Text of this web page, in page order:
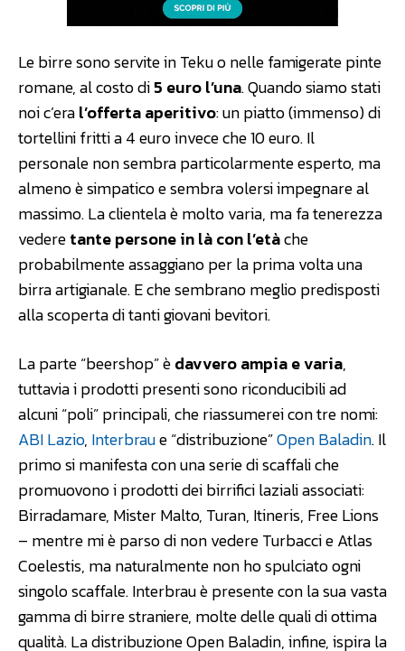
Le birre sono servite in Teku o nelle famigerate pinte
romane, al costo di5 euro l’una. Quando siamo stati
noi c’eral’offerta aperitivo: un piatto (immenso) di
tortellini fritti a 4 euro invece che 10 euro. Il
personale non sembra particolarmente esperto, ma
almeno è simpatico e sembra volersi impegnare al
massimo. La clientela è molto varia, ma fa tenerezza
vederetante persone in là con l’etàche
probabilmente assaggiano per la prima volta una
birra artigianale. E che sembrano meglio predisposti
alla scoperta di tanti giovani bevitori.
La parte “beershop” èdavvero ampia e varia,
tuttavia i prodotti presenti sono riconducibili ad
alcuni “poli” principali, che riassumerei con tre nomi:
ABI Lazio, Interbraue “distribuzione”Open Baladin. Il
primo si manifesta con una serie di scaffali che
promuovono i prodotti dei birrifici laziali associati:
Birradamare, Mister Malto, Turan, Itineris, Free Lions
– mentre mi è parso di non vedere Turbacci e Atlas
Coelestis, ma naturalmente non ho spulciato ogni
singolo scaffale. Interbrau è presente con la sua vasta
gamma di birre straniere, molte delle quali di ottima
qualità. La distribuzione Open Baladin, infine, ispira la